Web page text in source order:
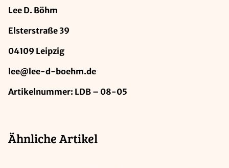
Lee D. Böhm
Elsterstraße 39
04109 Leipzig
lee@lee-d-boehm.de
Artikelnummer: LDB – 08-05
Ähnliche Artikel